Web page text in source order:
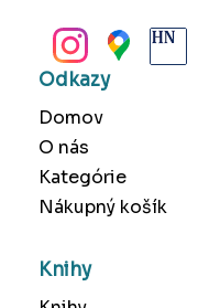
Odkazy
Domov
O nás
Kategórie
Nákupný košík
Knihy